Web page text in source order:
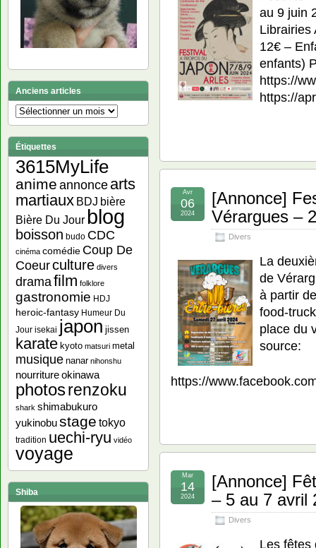
au 9 juin
Librairies
12€ –
enfants)
https://
https://
[Annonce]
Vérargues –
Divers
Avr
06
2024
La
de
à partir
food-
place du
source:
https://
[Annonce]
– 5 au 7 avril
Divers
Mar
14
2024
Les fêtes
Anciens articles
Anciens
articles
Étiquettes
3615MyLife
anime annonce arts
martiaux BDJ bière
Bière Du Jour blog
boisson budo CDC
cinéma comédie Coup De
Coeurculture divers
dramafilm folklore
gastronomie HDJ
heroic-fantasy Humeur Du
Jour isekai japon jissen
karate kyoto matsuri metal
musique nanar nihonshu
nourritureokinawa
photosrenzoku
shark shimabukuro
yukinobustage tokyo
tradition uechi-ryu vidéo
voyage
Shiba